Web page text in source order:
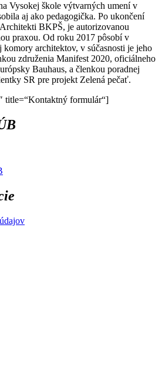
Vysokej škole výtvarných umení v
aj ako pedagogička. Po ukončení
BKPŠ, je autorizovanou
praxou. Od roku 2017 pôsobí v
komory architektov, v súčasnosti je jeho
združenia Manifest 2020, oficiálneho
Bauhaus, a členkou poradnej
SR pre projekt Zelená pečať.
title=“Kontaktný formulár“]